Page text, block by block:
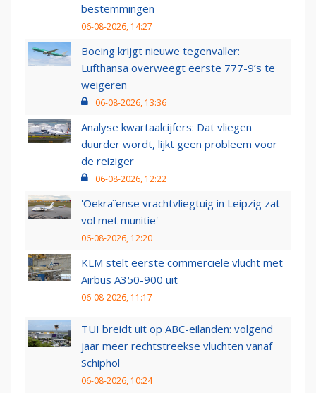
bestemmingen
06-08-2026, 14:27
Boeing krijgt nieuwe tegenvaller:
Lufthansa overweegt eerste 777-9’s te
weigeren
06-08-2026, 13:36
Analyse kwartaalcijfers: Dat vliegen
duurder wordt, lijkt geen probleem voor
de reiziger
06-08-2026, 12:22
'Oekraïense vrachtvliegtuig in Leipzig zat
vol met munitie'
06-08-2026, 12:20
KLM stelt eerste commerciële vlucht met
Airbus A350-900 uit
06-08-2026, 11:17
TUI breidt uit op ABC-eilanden: volgend
jaar meer rechtstreekse vluchten vanaf
Schiphol
06-08-2026, 10:24